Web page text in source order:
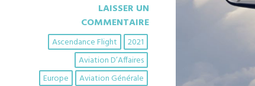
LAISSER UN
COMMENTAIRE
2021
Ascendance Flight
Aviation D’Affaires
Aviation Générale
Europe